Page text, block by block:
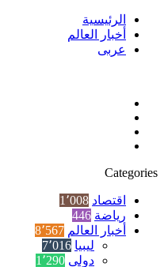
الرئيسية
أخبار العالم
عربى
Categories
اقتصاد 1٬008
رياضة 446
أخبار العالم 8٬567
ليبيا 7٬016
دولى 1٬290